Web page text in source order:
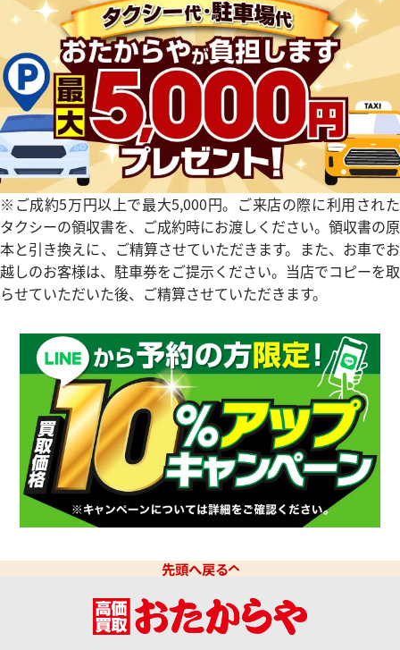
イマー IW354807
格
日時点の参考買取価格です
IWC ポートフィノ IW378302
参考買取価格
354,000 円
※2024年10月27日時点の参考
す
イマー オートマティック
格
日時点の参考買取価格です
IWC アクアタイマー クロノグ
参考買取価格
※2026年3月27日時点の参考
※ご成約5万円以上で最大5,000円。ご来店の際に利用された
タクシーの領収書を、ご成約時にお渡しください。領収書の原
本と引き換えに、ご精算させていただきます。また、お車でお
越しのお客様は、駐車券をご提示ください。当店でコピーを取
らせていただいた後、ご精算させていただきます。
先頭へ戻る